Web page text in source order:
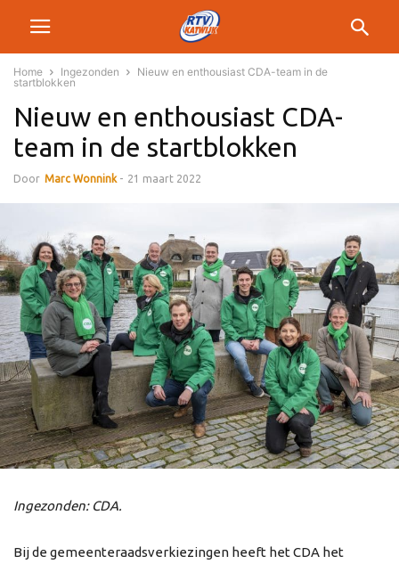
Home Ingezonden
Nieuw en enthousiast CDA-team in de
startblokken
Nieuw en enthousiast CDA-
team in de startblokken
Door Marc Wonnink - 21 maart 2022
Ingezonden: CDA.
Bij de gemeenteraadsverkiezingen heeft het CDA het